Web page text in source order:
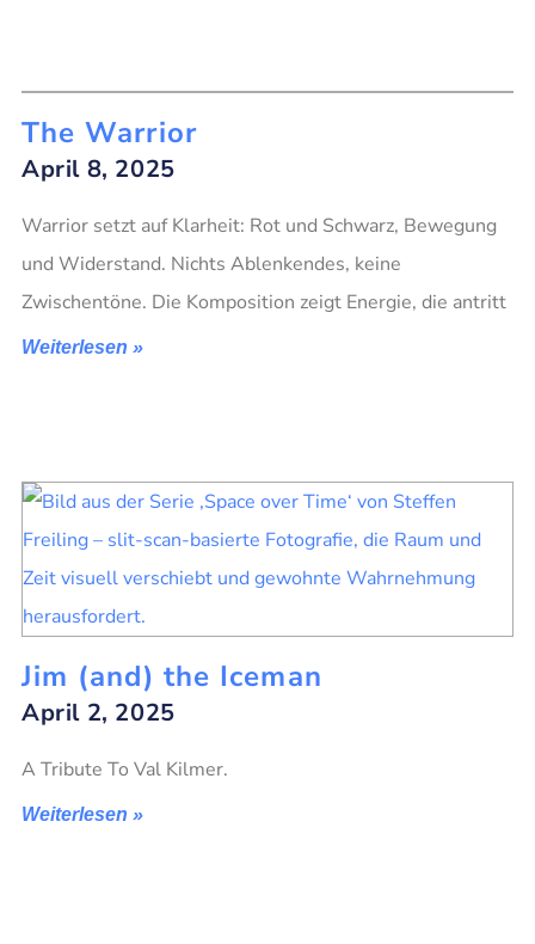
The Warrior
April 8, 2025
Warrior setzt auf Klarheit: Rot und Schwarz, Bewegung
und Widerstand. Nichts Ablenkendes, keine
Zwischentöne. Die Komposition zeigt Energie, die antritt
Weiterlesen »
Jim (and) the Iceman
April 2, 2025
A Tribute To Val Kilmer.
Weiterlesen »